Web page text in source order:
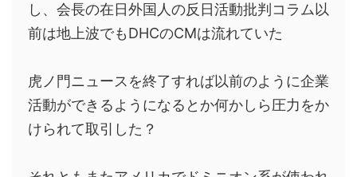
し、会長の在日外国人の反日活動批判コラム以
前は地上波でもDHCのCMは流れていた
虎ノ門ニュースを終了すれば以前のように企業
活動ができるようになるとか何かしら圧力をか
けられて取引した？